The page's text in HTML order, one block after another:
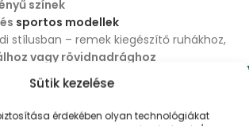
Sütik kezelése
érdekében olyan technológiákat
színek
és sportos modellek
stílusban – remek kiegészítő ruhákhoz,
vagy rövidnadrághoz